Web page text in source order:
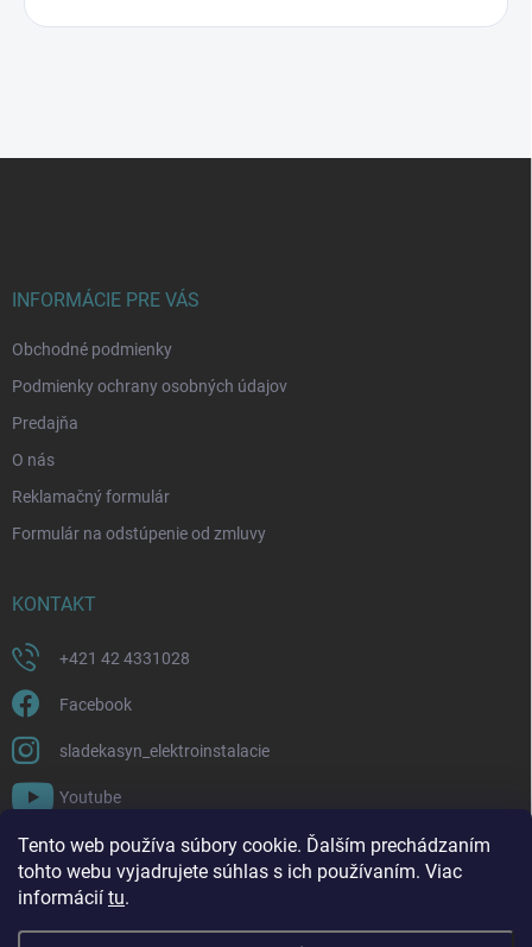
Tento web používa súbory cookie. Ďalším prechádzaním
tohto webu vyjadrujete súhlas s ich používaním. Viac
informácií tu.
INFORMÁCIE PRE VÁS
Obchodné podmienky
Podmienky ochrany osobných údajov
Predajňa
O nás
Reklamačný formulár
Formulár na odstúpenie od zmluvy
KONTAKT
+421 42 4331028
Facebook
sladekasyn_elektroinstalacie
Youtube
FACEBOOK